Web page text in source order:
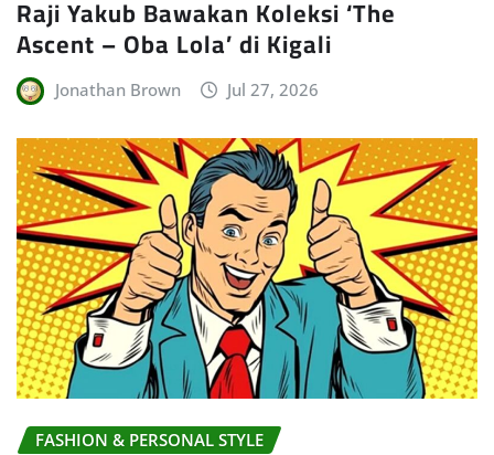
Raji Yakub Bawakan Koleksi ‘The
Ascent – Oba Lola’ di Kigali
Jonathan Brown Jul 27, 2026
FASHION & PERSONAL STYLE